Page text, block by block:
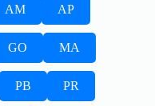
AM AP
GO MA
PB PR